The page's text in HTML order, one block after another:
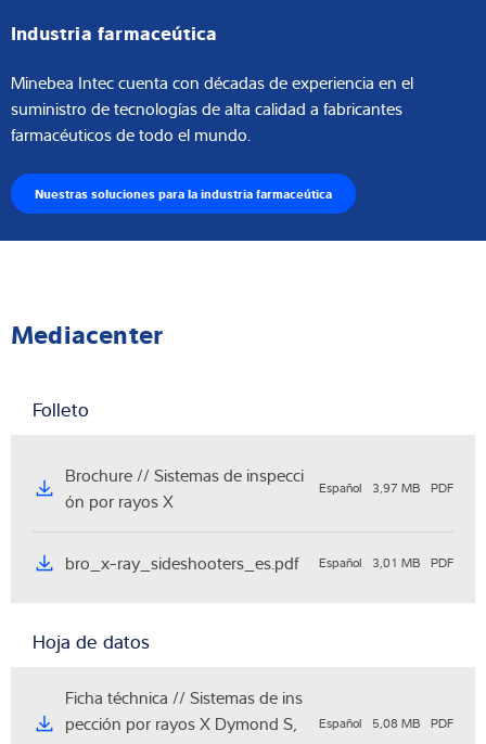
Industria farmaceútica
Minebea Intec cuenta con décadas de experiencia en el
suministro de tecnologías de alta calidad a fabricantes
farmacéuticos de todo el mundo.
Nuestras soluciones para la industria farmaceútica
Mediacenter
Folleto
Brochure // Sistemas de inspecci
ón por rayos X
Español 3,97 MB PDF
bro_x-ray_sideshooters_es.pdf Español 3,01 MB PDF
Hoja de datos
Ficha téchnica // Sistemas de ins
pección por rayos X Dymond S,
Español 5,08 MB PDF